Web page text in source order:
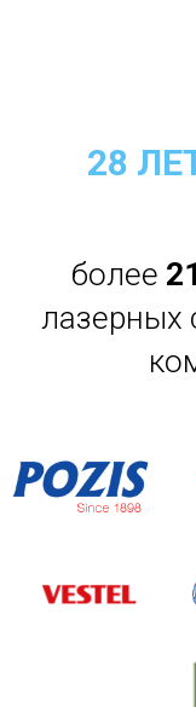
28
более 21
лазерных